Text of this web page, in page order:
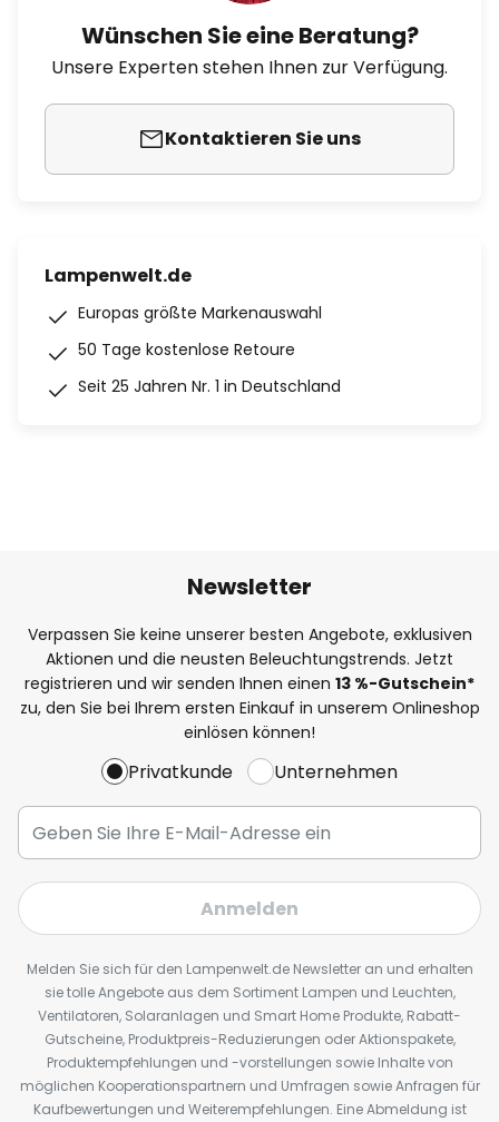
Wünschen Sie eine Beratung?
Unsere Experten stehen Ihnen zur Verfügung.
Kontaktieren Sie uns
Lampenwelt.de
Europas größte Markenauswahl
50 Tage kostenlose Retoure
Seit 25 Jahren Nr. 1 in Deutschland
Newsletter
Verpassen Sie keine unserer besten Angebote, exklusiven
Aktionen und die neusten Beleuchtungstrends. Jetzt
registrieren und wir senden Ihnen einen 13 %-Gutschein*
zu, den Sie bei Ihrem ersten Einkauf in unserem Onlineshop
einlösen können!
Privatkunde Unternehmen
Anmelden
Melden Sie sich für den Lampenwelt.de Newsletter an und erhalten
sie tolle Angebote aus dem Sortiment Lampen und Leuchten,
Ventilatoren, Solaranlagen und Smart Home Produkte, Rabatt-
Gutscheine, Produktpreis-Reduzierungen oder Aktionspakete,
Produktempfehlungen und -vorstellungen sowie Inhalte von
möglichen Kooperationspartnern und Umfragen sowie Anfragen für
Kaufbewertungen und Weiterempfehlungen. Eine Abmeldung ist